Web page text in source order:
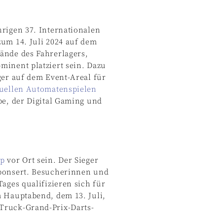
37. Internationalen
14. Juli 2024 auf dem
des Fahrerlagers,
platziert sein. Dazu
auf dem Event-Areal für
Automatenspielen
der Digital Gaming und
vor Ort sein. Der Sieger
Besucherinnen und
qualifizieren sich für
dem 13. Juli,
Grand-Prix-Darts-